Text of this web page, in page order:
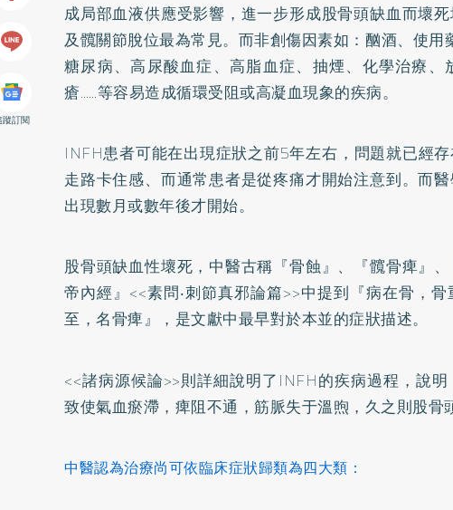
蹤訂閱
成局部血液供應受影響，進一步形成股骨頭缺血而壞
及髖關節脫位最為常見。而非創傷因素如：酗酒、使用
糖尿病、高尿酸血症、高脂血症、抽煙、化學治療
瘡……等容易造成循環受阻或高凝血現象的疾病。
INFH患者可能在出現症狀之前5年左右，問題就已經存
走路卡住感、而通常患者是從疼痛才開始注意到。而
出現數月或數年後才開始。
股骨頭缺血性壞死，中醫古稱『骨蝕』、『髖骨痺』
帝內經』<<素問‧刺節真邪論篇>>中提到『病在骨，
至，名骨痺』，是文獻中最早對於本並的症狀描述。
<<諸病源候論>>則詳細說明了INFH的疾病過程，說明
致使氣血瘀滯，痺阻不通，筋脈失于溫煦，久之則股骨
中醫認為治療尚可依臨床症狀歸類為四大類：